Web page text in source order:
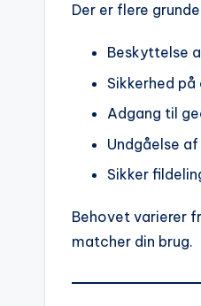
Der er flere
Beskyttelse
Sikkerhed
Adgang til
Undgåelse
Sikker
Behovet varierer
matcher din brug.